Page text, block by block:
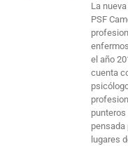
La
PSF
el año
cuenta
pensada
lugares